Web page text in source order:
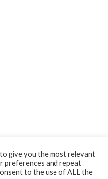
give you the most relevant
preferences and repeat
to the use of ALL the